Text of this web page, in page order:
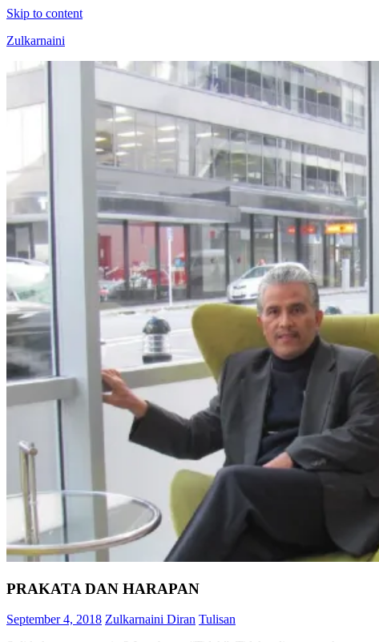
Skip to content
Zulkarnaini
PRAKATA DAN HARAPAN
September 4, 2018 Zulkarnaini Diran Tulisan